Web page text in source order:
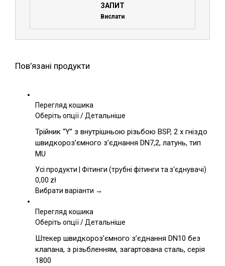
ЗАПИТ
Вислати
Пов’язані продукти
Перегляд кошика
Оберіть опціїЦей
має
кілька
Параметри
вибрати
сторінці
товару
/Детальніше
Трійник “Y” з внутрішньою різьбою BSP, 2 x гніздо
швидкороз’ємного з’єднання DN7,2, латунь, тип
MU
Усі продукти | Фітинги (трубні фітинги та з'єднувачі)
0,00 zł
Вибрати варіанти →
Перегляд кошика
Оберіть опціїЦей
має
кілька
/Детальніше
Штекер швидкороз’ємного з’єднання DN10 без
клапана, з різьбленням, загартована сталь, серія
1800